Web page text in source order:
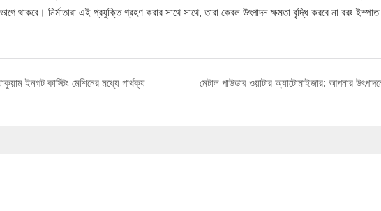
থাকবে। নির্মাতারা এই প্রযুক্তি গ্রহণ করার সাথে সাথে, তারা কেবল উৎপাদন ক্ষমতা বৃদ্ধি করবে না বরং
ইনগট কাস্টিং মেশিনের মধ্যে পার্থক্য